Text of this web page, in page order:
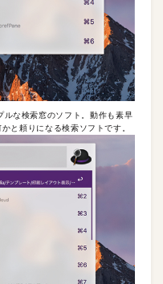
な検索窓のソフト。動作も素早
と頼りになる検索ソフトです。